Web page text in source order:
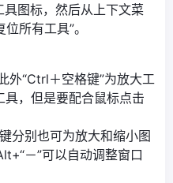
图标，然后从上下文菜
所有工具”。
外“Ctrl＋空格键”为放大工
具，但是要配合鼠标点击
分别也可为放大和缩小图
－”可以自动调整窗口